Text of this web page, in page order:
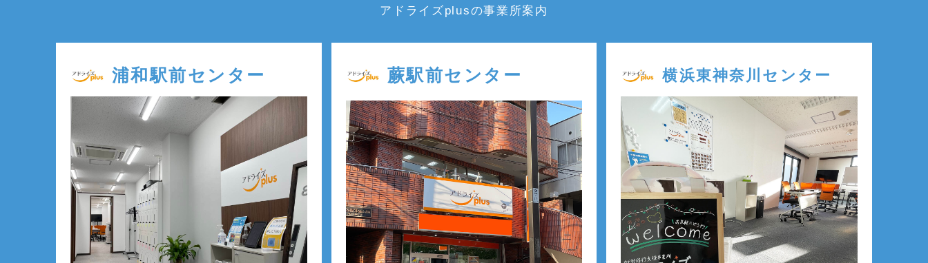
アドライズplusの事業所案内
浦和駅前センター 蕨駅前センター 横浜東神奈川センター